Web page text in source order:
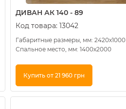
ДИВАН АК 140 - 89
Код товара: 13042
Габаритные размеры, мм: 2420х1000
Спальное место, мм: 1400х2000
Купить от 21 960 грн
Купить в 1 клик